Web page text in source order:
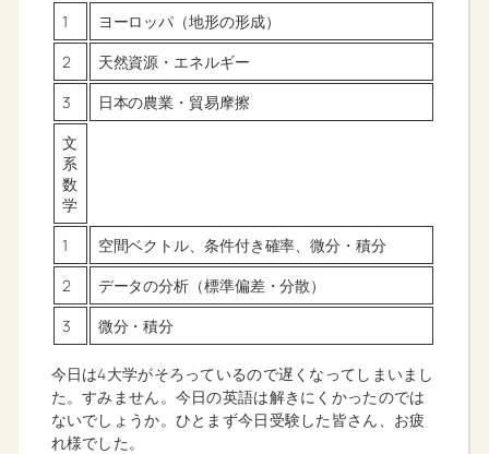
1
ヨーロッパ（地形の形成）
2
天然資源・エネルギー
3
日本の農業・貿易摩擦
文
系
数
学
1
空間ベクトル、条件付き確率、微分・積分
2
データの分析（標準偏差・分散）
3
微分・積分
今日は4大学がそろっているので遅くなってしまいまし
た。すみません。今日の英語は解きにくかったのでは
ないでしょうか。ひとまず今日受験した皆さん、お疲
れ様でした。